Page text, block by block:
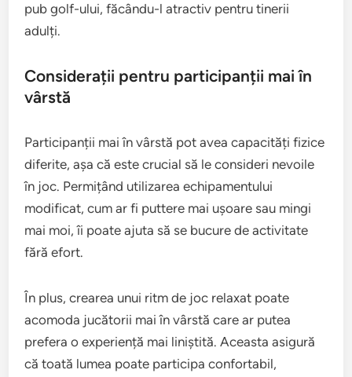
pub golf-ului, făcându-l atractiv pentru tinerii
adulți.
Considerații pentru participanții mai în
vârstă
Participanții mai în vârstă pot avea capacități fizice
diferite, așa că este crucial să le consideri nevoile
în joc. Permițând utilizarea echipamentului
modificat, cum ar fi puttere mai ușoare sau mingi
mai moi, îi poate ajuta să se bucure de activitate
fără efort.
În plus, crearea unui ritm de joc relaxat poate
acomoda jucătorii mai în vârstă care ar putea
prefera o experiență mai liniștită. Aceasta asigură
că toată lumea poate participa confortabil,